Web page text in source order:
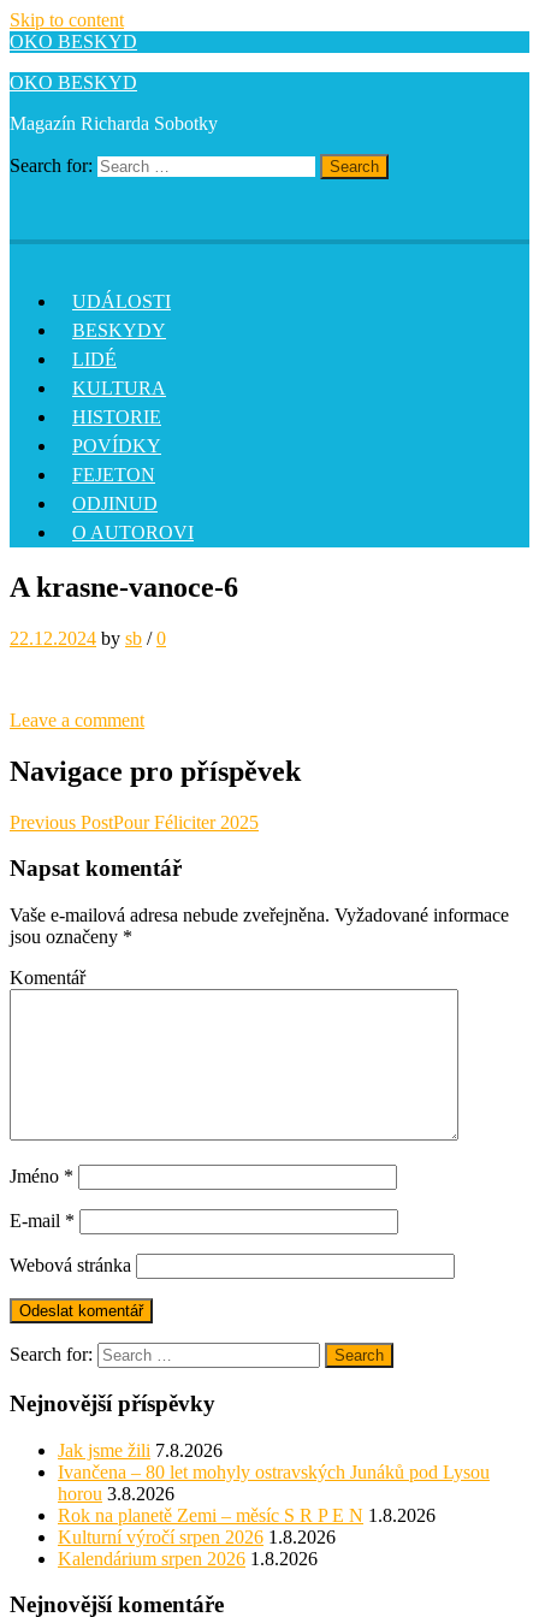
Skip to content
OKO BESKYD
OKO BESKYD
Magazín Richarda Sobotky
Search for: Search
UDÁLOSTI
BESKYDY
LIDÉ
KULTURA
HISTORIE
POVÍDKY
FEJETON
ODJINUD
O AUTOROVI
A krasne-vanoce-6
22.12.2024 by sb / 0
Leave a comment
Navigace pro příspěvek
Previous PostPour Féliciter 2025
Napsat komentář
Vaše e-mailová adresa nebude zveřejněna. Vyžadované informace
jsou označeny *
Komentář
Jméno *
E-mail *
Webová stránka
Search for: Search
Nejnovější příspěvky
Jak jsme žili 7.8.2026
Ivančena – 80 let mohyly ostravských Junáků pod Lysou
horou 3.8.2026
Rok na planetě Zemi – měsíc S R P E N 1.8.2026
Kulturní výročí srpen 2026 1.8.2026
Kalendárium srpen 2026 1.8.2026
Nejnovější komentáře